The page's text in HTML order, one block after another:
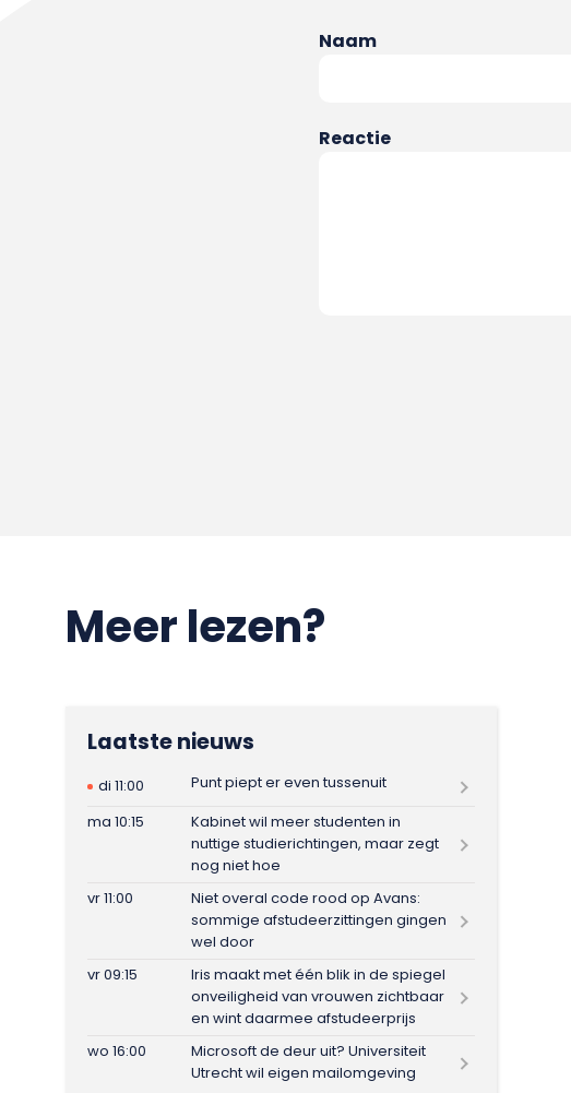
Naam
Reactie
Meer lezen?
Laatste nieuws
di 11:00
Punt piept er even tussenuit
ma 10:15
Kabinet wil meer studenten in
nuttige studierichtingen, maar zegt
nog niet hoe
vr 11:00
Niet overal code rood op Avans:
sommige afstudeerzittingen gingen
wel door
vr 09:15
Iris maakt met één blik in de spiegel
onveiligheid van vrouwen zichtbaar
en wint daarmee afstudeerprijs
wo 16:00
Microsoft de deur uit? Universiteit
Utrecht wil eigen mailomgeving